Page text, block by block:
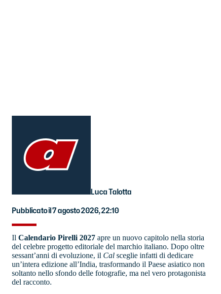
Luca Talotta
Pubblicato il 7 agosto 2026, 22:10
Il Calendario Pirelli 2027 apre un nuovo capitolo nella storia
del celebre progetto editoriale del marchio italiano. Dopo oltre
sessant’anni di evoluzione, il Cal sceglie infatti di dedicare
un’intera edizione all’India, trasformando il Paese asiatico non
soltanto nello sfondo delle fotografie, ma nel vero protagonista
del racconto.